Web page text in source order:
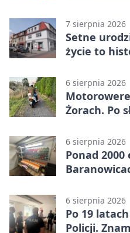
7 sierpnia 2026
Setne
życie to
6 sierpnia 2026
Żorach. Po
6 sierpnia 2026
Ponad
6 sierpnia 2026
Po 19
Policji.